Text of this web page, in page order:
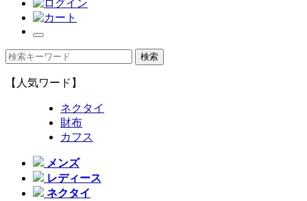
【人気ワード】
ネクタイ
財布
カフス
メンズ
レディース
ネクタイ